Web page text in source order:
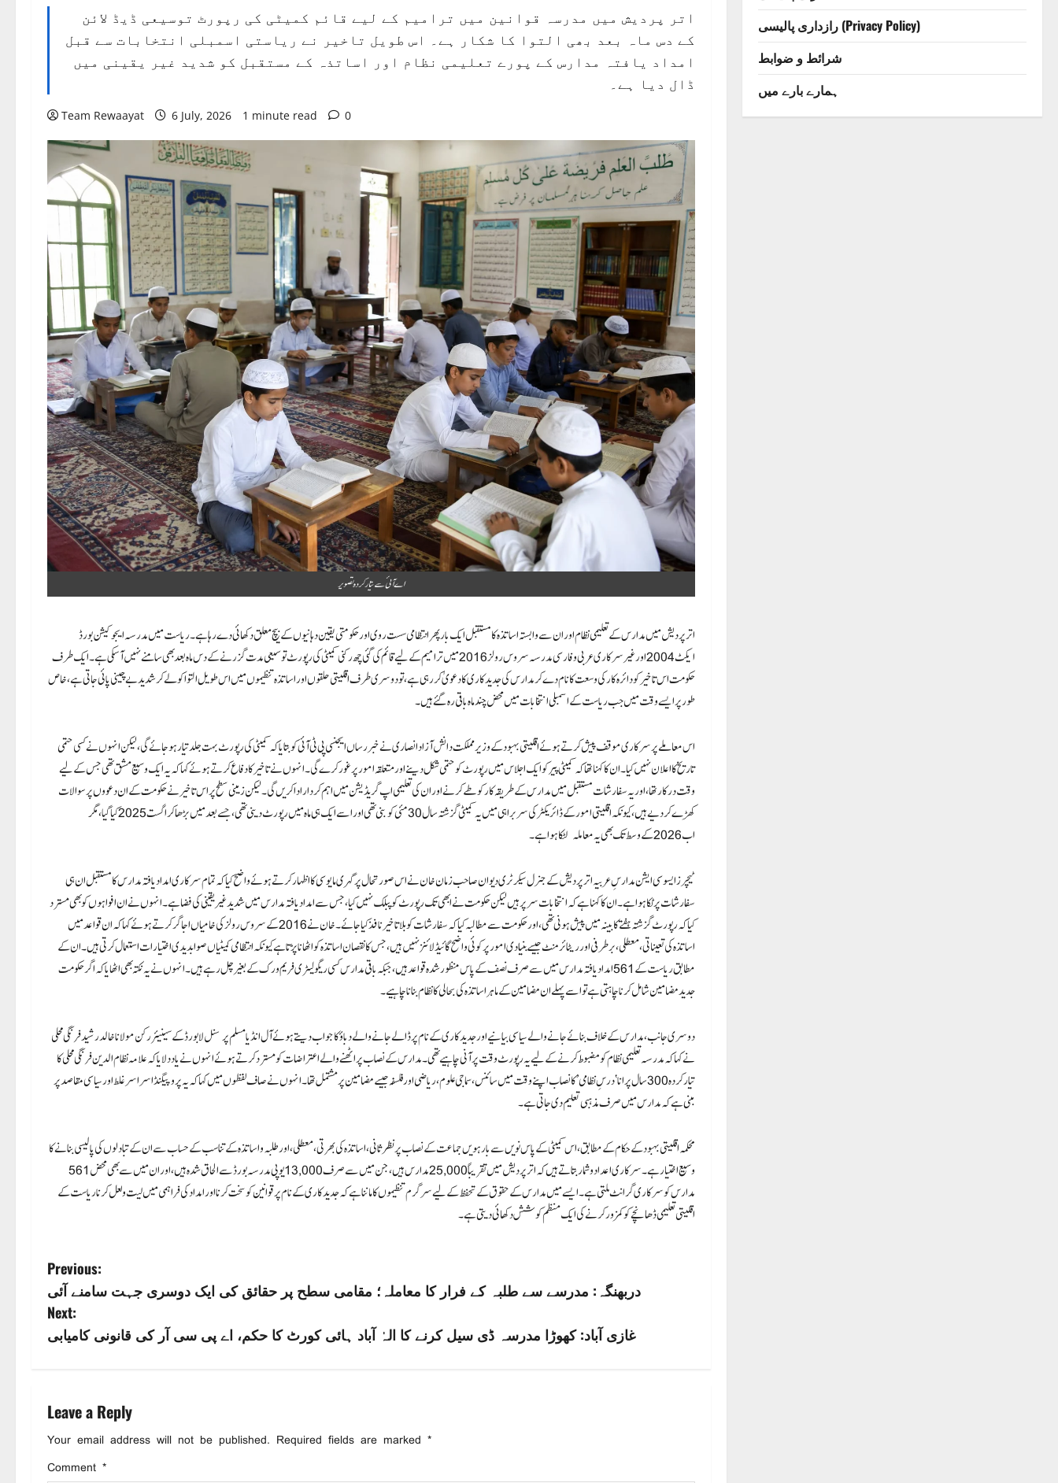
اتر پردیش میں مدرسہ قوانین میں ترامیم کے لیے قائم کمیٹی کی رپورٹ توسیعی ڈیڈ لائن
کے دس ماہ بعد بھی التوا کا شکار ہے۔ اس طویل تاخیر نے ریاستی اسمبلی انتخابات سے قبل
امداد یافتہ مدارس کے پورے تعلیمی نظام اور اساتذہ کے مستقبل کو شدید غیر یقینی میں
ڈال دیا ہے۔
Team Rewaayat 6 July, 2026 1 minute read 0
اے آئی سے تیار کردہ تصویر
اتر پردیش میں مدارس کے تعلیمی نظام اور ان سے وابستہ اساتذہ کا مستقبل ایک بار پھر انتظامی سست روی اور حکومتی یقین دہانیوں کے بیچ معلق دکھائی دے رہا ہے۔ ریاست میں مدرسہ ایجوکیشن بورڈ
ایکٹ 2004 اور غیر سرکاری عربی و فارسی مدرسہ سروس رولز 2016 میں ترامیم کے لیے قائم کی گئی چھ رکنی کمیٹی کی رپورٹ توسیعی مدت گزرنے کے دس ماہ بعد بھی سامنے نہیں آ سکی ہے۔ ایک طرف
حکومت اس تاخیر کو دائرہ کار کی وسعت کا نام دے کر مدارس کی جدید کاری کا دعویٰ کر رہی ہے، تو دوسری طرف اقلیتی حلقوں اور اساتذہ تنظیموں میں اس طویل التوا کو لے کر شدید بے چینی پائی جاتی ہے، خاص
طور پر ایسے وقت میں جب ریاست کے اسمبلی انتخابات میں محض چند ماہ باقی رہ گئے ہیں۔
اس معاملے پر سرکاری موقف پیش کرتے ہوئے اقلیتی بہبود کے وزیر مملکت دانش آزاد انصاری نے خبر رساں ایجنسی پی ٹی آئی کو بتایا کہ کمیٹی کی رپورٹ بہت جلد تیار ہو جائے گی، لیکن انہوں نے کسی حتمی
تاریخ کا اعلان نہیں کیا۔ ان کا کہنا تھا کہ کمیٹی پیر کو ایک اجلاس میں رپورٹ کو حتمی شکل دینے اور متعلقہ امور پر غور کرے گی۔ انہوں نے تاخیر کا دفاع کرتے ہوئے کہا کہ یہ ایک وسیع مشق تھی جس کے لیے
وقت درکار تھا، اور یہ سفارشات مستقبل میں مدارس کے طریقہ کار کو طے کرنے اور ان کی تعلیمی اپ گریڈیشن میں اہم کردار ادا کریں گی۔ لیکن زمینی سطح پر اس تاخیر نے حکومت کے ان دعووں پر سوالات
کھڑے کر دیے ہیں، کیونکہ اقلیتی امور کے ڈائریکٹر کی سربراہی میں یہ کمیٹی گزشتہ سال 30 مئی کو بنی تھی اور اسے ایک ہی ماہ میں رپورٹ دینی تھی، جسے بعد میں بڑھا کر اگست 2025 کیا گیا، مگر
اب 2026 کے وسط تک بھی یہ معاملہ لٹکا ہوا ہے۔
ٹیچرز ایسوسی ایشن مدارسِ عربیہ اتر پردیش کے جنرل سیکرٹری دیوان صاحب زمان خان نے اس صورتحال پر گہری مایوسی کا اظہار کرتے ہوئے واضح کیا کہ تمام سرکاری امداد یافتہ مدارس کا مستقبل ان ہی
سفارشات پر ٹکا ہوا ہے۔ ان کا کہنا ہے کہ انتخابات سر پر ہیں لیکن حکومت نے ابھی تک رپورٹ کو پبلک نہیں کیا، جس سے امداد یافتہ مدارس میں شدید غیر یقینی کی فضا ہے۔ انہوں نے ان افواہوں کو بھی مسترد
کیا کہ رپورٹ گزشتہ ہفتے کابینہ میں پیش ہونی تھی، اور حکومت سے مطالبہ کیا کہ سفارشات کو بلا تاخیر نافذ کیا جائے۔ خان نے 2016 کے سروس رولز کی خامیاں اجاگر کرتے ہوئے کہا کہ ان قواعد میں
اساتذہ کی تعیناتی، معطلی، برطرفی اور ریٹائرمنٹ جیسے بنیادی امور پر کوئی واضح گائیڈ لائنز نہیں ہیں، جس کا نقصان اساتذہ کو اٹھانا پڑتا ہے کیونکہ انتظامی کمیٹیاں صوابدیدی اختیارات استعمال کرتی ہیں۔ ان کے
مطابق ریاست کے 561 امداد یافتہ مدارس میں سے صرف نصف کے پاس منظور شدہ قواعد ہیں، جبکہ باقی مدارس کسی ریگولیٹری فریم ورک کے بغیر چل رہے ہیں۔ انہوں نے یہ نکتہ بھی اٹھایا کہ اگر حکومت
جدید مضامین شامل کرنا چاہتی ہے تو اسے پہلے ان مضامین کے ماہر اساتذہ کی بحالی کا نظام بنانا چاہیے۔
دوسری جانب، مدارس کے خلاف بنائے جانے والے سیاسی بیانیے اور جدید کاری کے نام پر ڈالے جانے والے دباؤ کا جواب دیتے ہوئے آل انڈیا مسلم پرسنل لا بورڈ کے سینیئر رکن مولانا خالد رشید فرنگی محلی
نے کہا کہ مدرسہ تعلیمی نظام کو مضبوط کرنے کے لیے یہ رپورٹ وقت پر آنی چاہیے تھی۔ مدارس کے نصاب پر اٹھنے والے اعتراضات کو مسترد کرتے ہوئے انہوں نے یاد دلایا کہ علامہ نظام الدین فرنگی محلی کا
تیار کردہ 300 سال پرانا ‘درسِ نظامی’ کا نصاب اپنے وقت میں سائنس، سماجی علوم، ریاضی اور فلسفہ جیسے مضامین پر مشتمل تھا۔ انہوں نے صاف لفظوں میں کہا کہ یہ پروپیگنڈا سراسر غلط اور سیاسی مقاصد پر
مبنی ہے کہ مدارس میں صرف مذہبی تعلیم دی جاتی ہے۔
محکمہ اقلیتی بہبود کے حکام کے مطابق، اس کمیٹی کے پاس نویں سے بارہویں جماعت کے نصاب پر نظرثانی، اساتذہ کی بھرتی، معطلی، اور طلبہ و اساتذہ کے تناسب کے حساب سے ان کے تبادلوں کی پالیسی بنانے کا
وسیع اختیار ہے۔ سرکاری اعداد و شمار بتاتے ہیں کہ اتر پردیش میں تقریباً 25,000 مدارس ہیں، جن میں سے صرف 13,000 یوپی مدرسہ بورڈ سے الحاق شدہ ہیں، اور ان میں سے بھی محض 561
مدارس کو سرکاری گرانٹ ملتی ہے۔ ایسے میں مدارس کے حقوق کے تحفظ کے لیے سرگرم تنظیموں کا ماننا ہے کہ جدید کاری کے نام پر قوانین کو سخت کرنا اور امداد کی فراہمی میں لیت و لعل کرنا ریاست کے
اقلیتی تعلیمی ڈھانچے کو کمزور کرنے کی ایک منظم کوشش دکھائی دیتی ہے۔
Previous:
دربھنگہ: مدرسے سے طلبہ کے فرار کا معاملہ؛ مقامی سطح پر حقائق کی ایک دوسری جہت سامنے آئی
Next:
غازی آباد: کھوڑا مدرسہ ڈی سیل کرنے کا الہٰ آباد ہائی کورٹ کا حکم، اے پی سی آر کی قانونی کامیابی
Leave a Reply
Your email address will not be published. Required fields are marked *
Comment *
رازداری پالیسی (Privacy Policy)
شرائط و ضوابط
ہمارے بارے میں